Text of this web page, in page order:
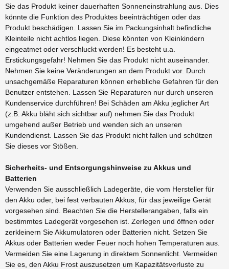
Sie das Produkt keiner dauerhaften Sonneneinstrahlung aus. Dies
könnte die Funktion des Produktes beeinträchtigen oder das
Produkt beschädigen. Lassen Sie im Packungsinhalt befindliche
Kleinteile nicht achtlos liegen. Diese könnten von Kleinkindern
eingeatmet oder verschluckt werden! Es besteht u.a.
Erstickungsgefahr! Nehmen Sie das Produkt nicht auseinander.
Nehmen Sie keine Veränderungen an dem Produkt vor. Durch
unsachgemäße Reparaturen können erhebliche Gefahren für den
Benutzer entstehen. Lassen Sie Reparaturen nur durch unseren
Kundenservice durchführen! Bei Schäden am Akku jeglicher Art
(z.B. Akku bläht sich sichtbar auf) nehmen Sie das Produkt
umgehend außer Betrieb und wenden sich an unseren
Kundendienst. Lassen Sie das Produkt nicht fallen und schützen
Sie dieses vor Stößen.
Sicherheits- und Entsorgungshinweise zu Akkus und
Batterien
Verwenden Sie ausschließlich Ladegeräte, die vom Hersteller für
den Akku oder, bei fest verbauten Akkus, für das jeweilige Gerät
vorgesehen sind. Beachten Sie die Herstellerangaben, falls ein
bestimmtes Ladegerät vorgesehen ist. Zerlegen und öffnen oder
zerkleinern Sie Akkumulatoren oder Batterien nicht. Setzen Sie
Akkus oder Batterien weder Feuer noch hohen Temperaturen aus.
Vermeiden Sie eine Lagerung in direktem Sonnenlicht. Vermeiden
Sie es, den Akku Frost auszusetzen um Kapazitätsverluste zu